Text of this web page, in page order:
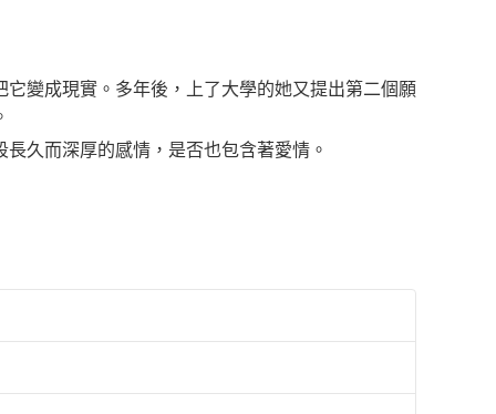
變成現實。多年後，上了大學的她又提出第二個願
久而深厚的感情，是否也包含著愛情。